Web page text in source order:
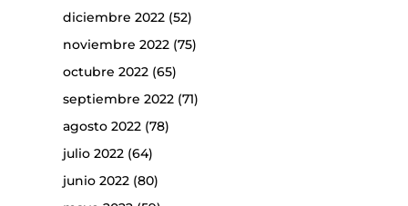
diciembre 2022(52)
noviembre 2022(75)
octubre 2022(65)
septiembre 2022(71)
agosto 2022(78)
julio 2022(64)
junio 2022(80)